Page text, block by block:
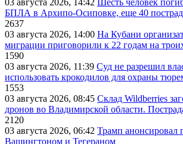
03 августа 2026, 14:42
Шесть человек
БПЛА в Архипо-Осиповке, еще 40
2637
03 августа 2026, 14:00 На Кубани
миграции приговорили к 22 годам на
1590
03 августа 2026, 11:39 Суд не разрешил
использовать крокодилов для охраны
1553
03 августа 2026, 08:45 Склад Wildberries
дронов во Владимирской области.
2120
03 августа 2026, 06:42 Трамп анонсировал
Вашингтоном и Тегераном